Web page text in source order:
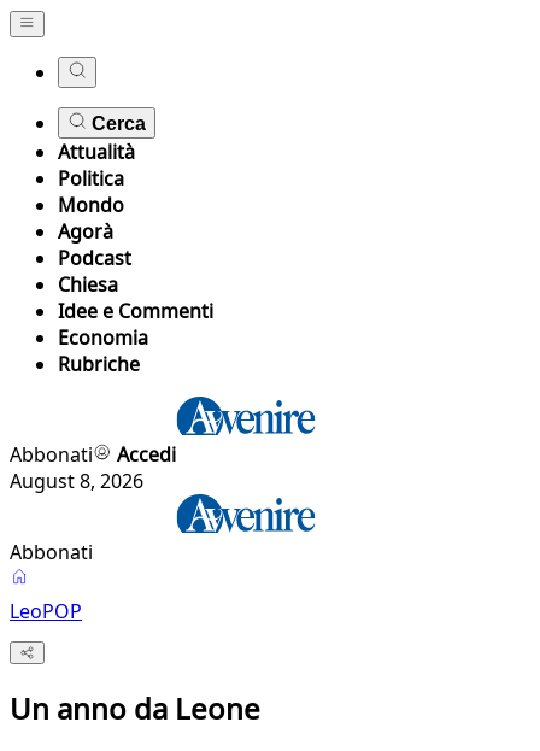
Cerca
Attualità
Politica
Mondo
Agorà
Podcast
Chiesa
Idee e Commenti
Economia
Rubriche
Abbonati
Accedi
August 8, 2026
Abbonati
LeoPOP
Un anno da Leone